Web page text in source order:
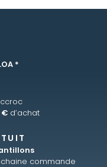
*
€ d’achat
commande